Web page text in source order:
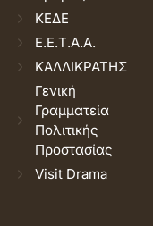
ΚΕΔΕ
Ε.Ε.Τ.Α.Α.
ΚΑΛΛΙΚΡΑΤΗΣ
Γενική
Γραμματεία
Πολιτικής
Προστασίας
Visit Drama